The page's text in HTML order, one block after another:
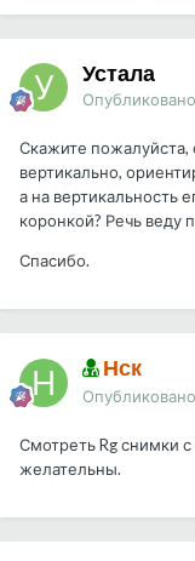
Устала
Опубликовано
Скажите пожалуйста,
вертикально,
а на вертикальность
коронкой? Речь веду
Спасибо.
Нск
Опубликовано
Смотреть Rg снимки с
желательны.